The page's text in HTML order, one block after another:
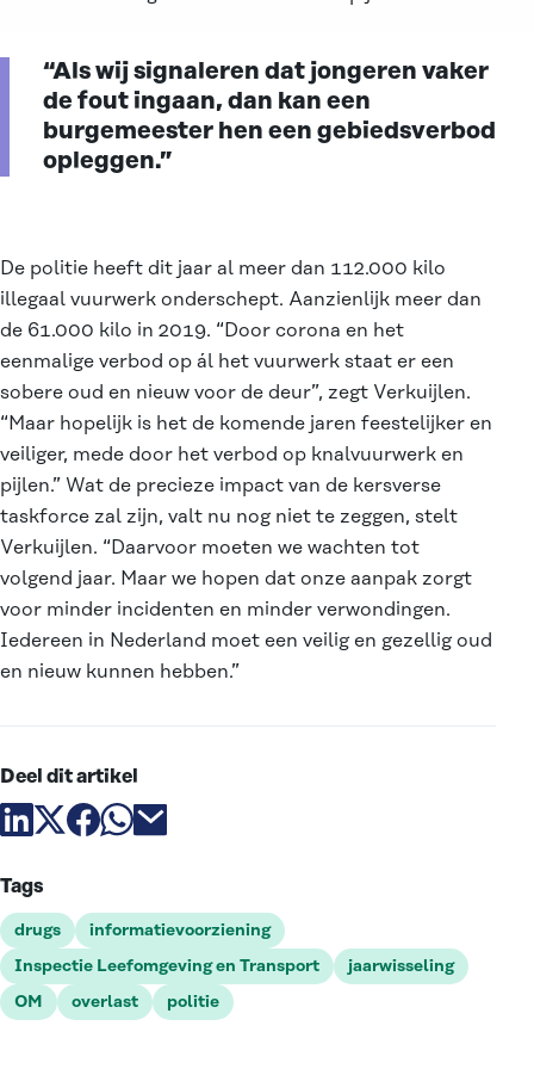
“Als wij signaleren dat jongeren vaker
de fout ingaan, dan kan een
burgemeester hen een gebiedsverbod
opleggen.”
De politie heeft dit jaar al meer dan 112.000 kilo
illegaal vuurwerk onderschept. Aanzienlijk meer dan
de 61.000 kilo in 2019. “Door corona en het
eenmalige verbod op ál het vuurwerk staat er een
sobere oud en nieuw voor de deur”, zegt Verkuijlen.
“Maar hopelijk is het de komende jaren feestelijker en
veiliger, mede door het verbod op knalvuurwerk en
pijlen.” Wat de precieze impact van de kersverse
taskforce zal zijn, valt nu nog niet te zeggen, stelt
Verkuijlen. “Daarvoor moeten we wachten tot
volgend jaar. Maar we hopen dat onze aanpak zorgt
voor minder incidenten en minder verwondingen.
Iedereen in Nederland moet een veilig en gezellig oud
en nieuw kunnen hebben.”
Deel dit artikel
Tags
drugs
informatievoorziening
Inspectie Leefomgeving en Transport
jaarwisseling
OM
overlast politie